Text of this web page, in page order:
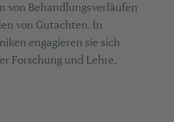
von Behandlungsverläufen
von Gutachten. In
engagieren sie sich
Forschung und Lehre.